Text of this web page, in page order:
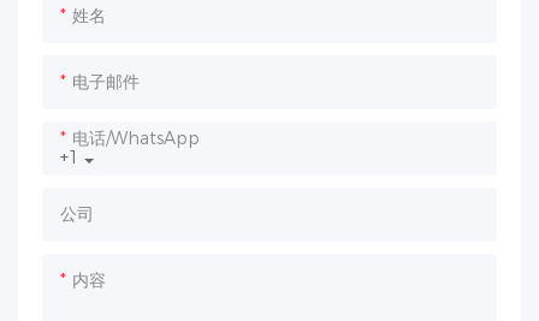
姓名
电子邮件
+1
电话/WhatsApp
公司
内容